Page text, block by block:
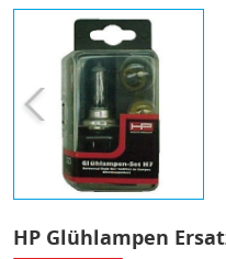
HP Glühlampen